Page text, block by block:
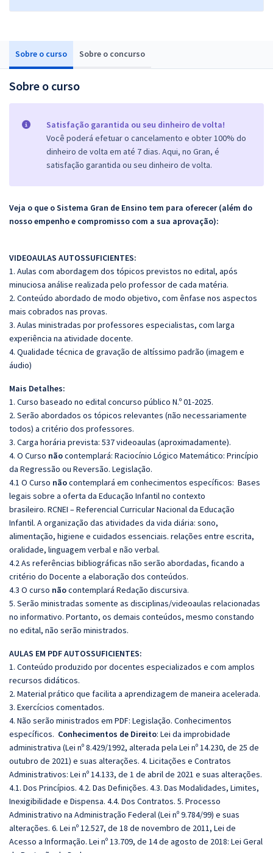
Sobre o curso Sobre o concurso
Sobre o curso
Satisfação garantida ou seu dinheiro de volta!
Você poderá efetuar o cancelamento e obter 100% do
dinheiro de volta em até 7 dias. Aqui, no Gran, é
satisfação garantida ou seu dinheiro de volta.
Veja o que o Sistema Gran de Ensino tem para oferecer (além do
nosso empenho e compromisso com a sua aprovação):
VIDEOAULAS AUTOSSUFICIENTES:
1. Aulas com abordagem dos tópicos previstos no edital, após
minuciosa análise realizada pelo professor de cada matéria.
2. Conteúdo abordado de modo objetivo, com ênfase nos aspectos
mais cobrados nas provas.
3. Aulas ministradas por professores especialistas, com larga
experiência na atividade docente.
4. Qualidade técnica de gravação de altíssimo padrão (imagem e
áudio)
Mais Detalhes:
1. Curso baseado no edital concurso público N.º 01-2025.
2. Serão abordados os tópicos relevantes (não necessariamente
todos) a critério dos professores.
3. Carga horária prevista: 537 videoaulas (aproximadamente).
4. O Curso nãocontemplará: Raciocínio Lógico Matemático: Princípio
da Regressão ou Reversão. Legislação.
4.1 O Curso nãocontemplará em conhecimentos específicos: Bases
legais sobre a oferta da Educação Infantil no contexto
brasileiro. RCNEI – Referencial Curricular Nacional da Educação
Infantil. A organização das atividades da vida diária: sono,
alimentação, higiene e cuidados essenciais. relações entre escrita,
oralidade, linguagem verbal e não verbal.
4.2 As referências bibliográficas não serão abordadas, ficando a
critério do Docente a elaboração dos conteúdos.
4.3 O curso nãocontemplará Redação discursiva.
5. Serão ministradas somente as disciplinas/videoaulas relacionadas
no informativo. Portanto, os demais conteúdos, mesmo constando
no edital, não serão ministrados.
AULAS EM PDF AUTOSSUFICIENTES:
1. Conteúdo produzido por docentes especializados e com amplos
recursos didáticos.
2. Material prático que facilita a aprendizagem de maneira acelerada.
3. Exercícios comentados.
4. Não serão ministrados em PDF: Legislação. Conhecimentos
específicos. Conhecimentos de Direito: Lei da improbidade
administrativa (Lei nº 8.429/1992, alterada pela Lei nº 14.230, de 25 de
outubro de 2021) e suas alterações. 4. Licitações e Contratos
Administrativos: Lei nº 14.133, de 1 de abril de 2021 e suas alterações.
4.1. Dos Princípios. 4.2. Das Definições. 4.3. Das Modalidades, Limites,
Inexigibilidade e Dispensa. 4.4. Dos Contratos. 5. Processo
Administrativo na Administração Federal (Lei nº 9.784/99) e suas
alterações. 6. Lei nº 12.527, de 18 de novembro de 2011, Lei de
Acesso a Informação. Lei nº 13.709, de 14 de agosto de 2018: Lei Geral